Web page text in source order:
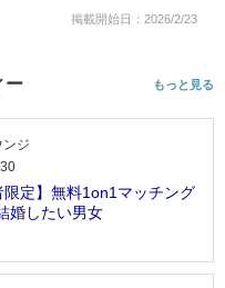
掲載開始日：2026/2/23
ー もっと見る
ジ
限定】無料1on1マッチング
婚したい男女